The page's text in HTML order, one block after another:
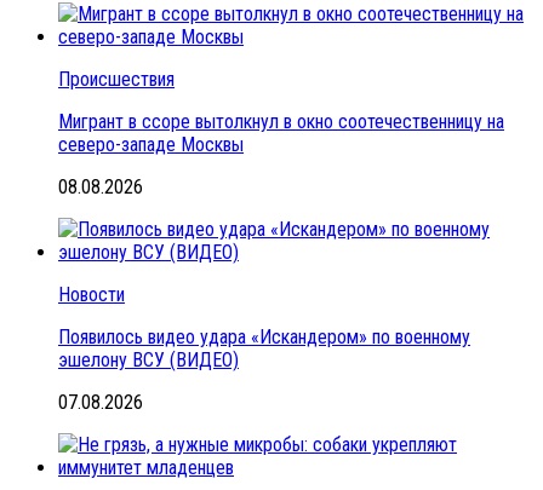
Происшествия
Мигрант в ссоре вытолкнул в окно соотечественницу на
северо-западе Москвы
08.08.2026
Новости
Появилось видео удара «Искандером» по военному
эшелону ВСУ (ВИДЕО)
07.08.2026